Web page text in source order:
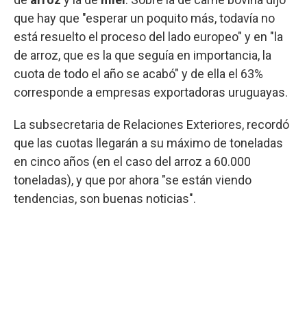
que hay que "esperar un poquito más, todavía no
está resuelto el proceso del lado europeo" y en "la
de arroz, que es la que seguía en importancia, la
cuota de todo el año se acabó" y de ella el 63%
corresponde a empresas exportadoras uruguayas.
La subsecretaria de Relaciones Exteriores, recordó
que las cuotas llegarán a su máximo de toneladas
en cinco años (en el caso del arroz a 60.000
toneladas), y que por ahora "se están viendo
tendencias, son buenas noticias".